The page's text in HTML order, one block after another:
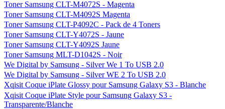
Toner Samsung CLT-M4072S - Magenta
Toner Samsung CLT-M4092S Magenta
Toner Samsung CLT-P4092C - Pack de 4 Toners
Toner Samsung CLT-Y4072S - Jaune
Toner Samsung CLT-Y4092S Jaune
Toner Samsung MLT-D1042S - Noir
We Digital by Samsung - Silver We 1 To USB 2.0
We Digital by Samsung - Silver WE 2 To USB 2.0
Xqisit Coque iPlate Glossy pour Samsung Galaxy S3 - Blanche
Xqisit Coque iPlate Style pour Samsung Galaxy S3 -
Transparente/Blanche